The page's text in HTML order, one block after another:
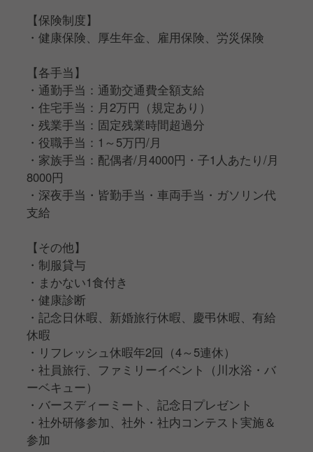
【保険制度】
・健康保険、厚生年金、雇用保険、労災保険
【各手当】
・通勤手当：通勤交通費全額支給
・住宅手当：月2万円（規定あり）
・残業手当：固定残業時間超過分
・役職手当：1～5万円/月
・家族手当：配偶者/月4000円・子1人あたり/月
8000円
・深夜手当・皆勤手当・車両手当・ガソリン代
支給
【その他】
・制服貸与
・まかない1食付き
・健康診断
・記念日休暇、新婚旅行休暇、慶弔休暇、有給
休暇
・リフレッシュ休暇年2回（4～5連休）
・社員旅行、ファミリーイベント（川水浴・バ
ーベキュー）
・バースディーミート、記念日プレゼント
・社外研修参加、社外・社内コンテスト実施＆
参加